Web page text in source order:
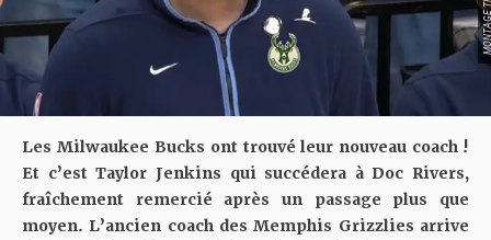
Les Milwaukee Bucks ont trouvé leur nouveau coach !
Et c’est Taylor Jenkins qui succédera à Doc Rivers,
fraîchement remercié après un passage plus que
moyen. L’ancien coach des Memphis Grizzlies arrive